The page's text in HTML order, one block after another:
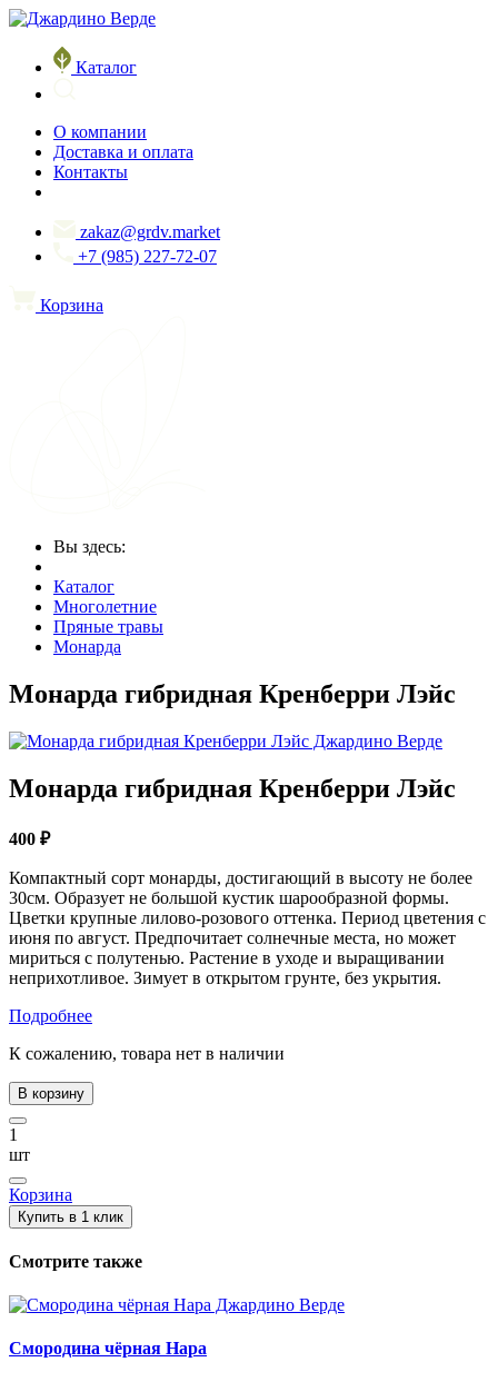
Каталог
О компании
Доставка и оплата
Контакты
zakaz@grdv.market
+7 (985) 227-72-07
Корзина
Вы здесь:
Каталог
Многолетние
Пряные травы
Монарда
Монарда гибридная Кренберри Лэйс
Монарда гибридная Кренберри Лэйс
400 ₽
Компактный сорт монарды, достигающий в высоту не более
30см. Образует не большой кустик шарообразной формы.
Цветки крупные лилово-розового оттенка. Период цветения с
июня по август. Предпочитает солнечные места, но может
мириться с полутенью. Растение в уходе и выращивании
неприхотливое. Зимует в открытом грунте, без укрытия.
Подробнее
К сожалению, товара нет в наличии
В корзину
1
шт
Корзина
Купить в 1 клик
Смотрите также
Смородина чёрная Нара